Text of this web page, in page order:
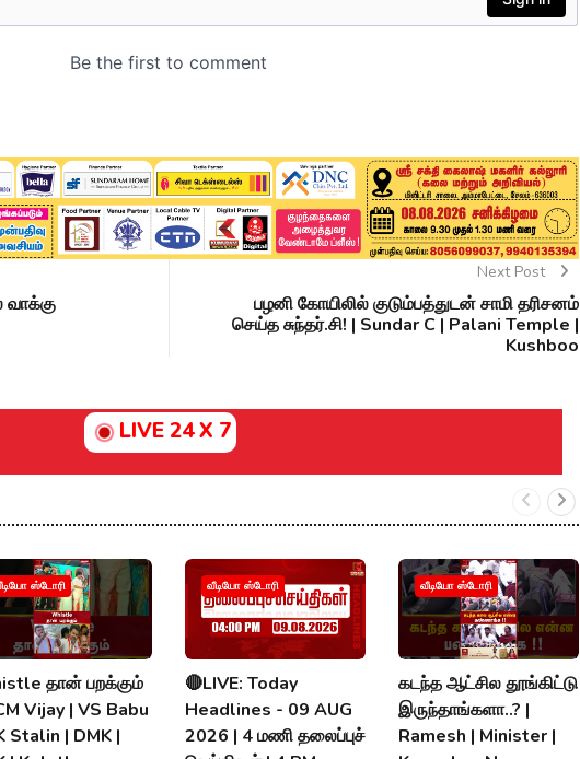
வாக்கு
Next Post
பழனி கோயிலில் குடும்பத்துடன் சாமி தரிசனம்
செய்த சுந்தர்.சி! | Sundar C | Palani Temple |
Kushboo
LIVE 24 X 7
ஸ்டோரி
தான் பறக்கும்
Vijay | VS Babu
Stalin | DMK |
வீடியோ ஸ்டோரி
🔴LIVE: Today
Headlines - 09 AUG
2026 | 4 மணி தலைப்புச்
வீடியோ ஸ்டோரி
கடந்த ஆட்சில தூங்கிட்டு
இருந்தாங்களா..? |
Ramesh | Minister |